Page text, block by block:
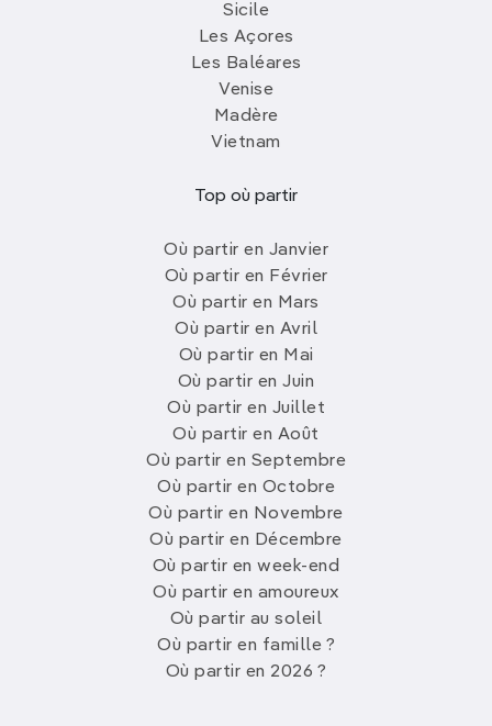
Sicile
Les Açores
Les Baléares
Venise
Madère
Vietnam
Top où partir
Où partir en Janvier
Où partir en Février
Où partir en Mars
Où partir en Avril
Où partir en Mai
Où partir en Juin
Où partir en Juillet
Où partir en Août
Où partir en Septembre
Où partir en Octobre
Où partir en Novembre
Où partir en Décembre
Où partir en week-end
Où partir en amoureux
Où partir au soleil
Où partir en famille ?
Où partir en 2026 ?